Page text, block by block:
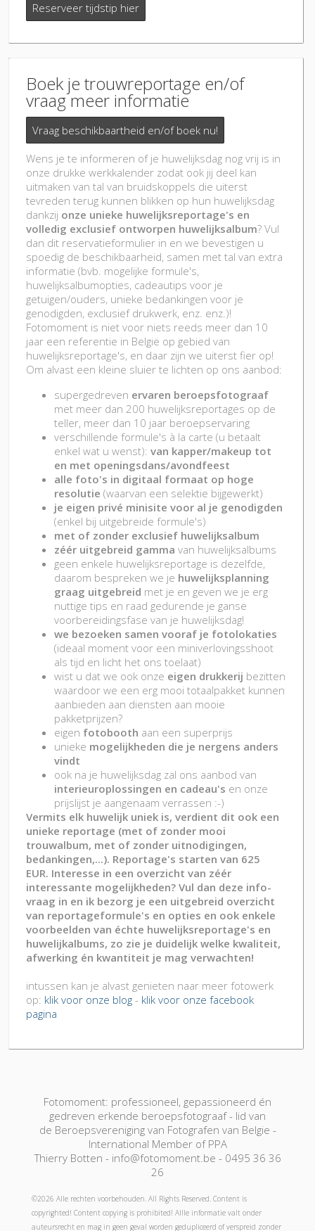
Reserveer tijdstip hier
Boek je trouwreportage en/of
vraag meer informatie
Vraag beschikbaartheid en/of boek nu!
Wens je te informeren of je huwelijksdag nog vrij is in
onze drukke werkkalender zodat ook jij deel kan
uitmaken van tal van bruidskoppels die uiterst
tevreden terug kunnen blikken op hun huwelijksdag
dankzij onze unieke huwelijksreportage's en
volledig exclusief ontworpen huwelijksalbum? Vul
dan dit reservatieformulier in en we bevestigen u
spoedig de beschikbaarheid, samen met tal van extra
informatie (bvb. mogelijke formule's,
huwelijksalbumopties, cadeautips voor je
getuigen/ouders, unieke bedankingen voor je
genodigden, exclusief drukwerk, enz. enz.)!
Fotomoment is niet voor niets reeds meer dan 10
jaar een referentie in België op gebied van
huwelijksreportage's, en daar zijn we uiterst fier op!
Om alvast een kleine sluier te lichten op ons aanbod:
supergedreven ervaren beroepsfotograaf
met meer dan 200 huwelijksreportages op de
teller, meer dan 10 jaar beroepservaring
verschillende formule's à la carte (u betaalt
enkel wat u wenst): van kapper/makeup tot
en met openingsdans/avondfeest
alle foto's in digitaal formaat op hoge
resolutie (waarvan een selektie bijgewerkt)
je eigen privé minisite voor al je genodigden
(enkel bij uitgebreide formule's)
met of zonder exclusief huwelijksalbum
zéér uitgebreid gamma van huwelijksalbums
geen enkele huwelijksreportage is dezelfde,
daarom bespreken we je huwelijksplanning
graag uitgebreid met je en geven we je erg
nuttige tips en raad gedurende je ganse
voorbereidingsfase van je huwelijksdag!
we bezoeken samen vooraf je fotolokaties
(ideaal moment voor een miniverlovingsshoot
als tijd en licht het ons toelaat)
wist u dat we ook onze eigen drukkerij bezitten
waardoor we een erg mooi totaalpakket kunnen
aanbieden aan diensten aan mooie
pakketprijzen?
eigen fotobooth aan een superprijs
unieke mogelijkheden die je nergens anders
vindt
ook na je huwelijksdag zal ons aanbod van
interieuroplossingen en cadeau's en onze
prijslijst je aangenaam verrassen :-)
Vermits elk huwelijk uniek is, verdient dit ook een
unieke reportage (met of zonder mooi
trouwalbum, met of zonder uitnodigingen,
bedankingen,...). Reportage's starten van 625
EUR. Interesse in een overzicht van zéér
interessante mogelijkheden? Vul dan deze info-
vraag in en ik bezorg je een uitgebreid overzicht
van reportageformule's en opties en ook enkele
voorbeelden van échte huwelijksreportage's en
huwelijkalbums, zo zie je duidelijk welke kwaliteit,
afwerking én kwantiteit je mag verwachten!
intussen kan je alvast genieten naar meer fotowerk
op: klik voor onze blog - klik voor onze facebook
pagina
Fotomoment: professioneel, gepassioneerd én
gedreven erkende beroepsfotograaf - lid van
de Beroepsvereniging van Fotografen van Belgie -
International Member of PPA
Thierry Botten - info@fotomoment.be - 0495 36 36
26
©2026 Alle rechten voorbehouden. All Rights Reserved. Content is
copyrighted! Content copying is prohibited! Allle informatie valt onder
auteursrecht en mag in geen geval worden gedupliceerd of verspreid zonder